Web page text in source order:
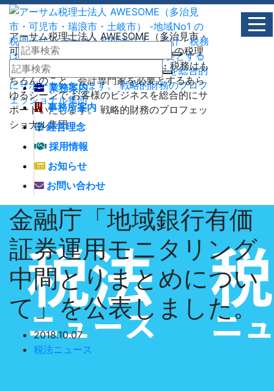
アーサム税理士法人 AWESOME（多治見市・
可児市・瑞浪市・土岐市） -地域No1 の税理
士法人 アーサム税理士法人 – 会計・税務はも
ちろんのこと、会計専門家を必要とするあら
ゆるシーンで お客様のビジネスを総合的にサ
ポートいたします。 戦略的財務のプロフェッ
ショナル集団
業務案内
事務所案内
経営理念
採用情報
お知らせ
お問い合わせ
金融庁「地域銀行有価
証券運用モニタリング
中間とりまとめについ
て」を公表しました。
2018.10.07
税法ニュース